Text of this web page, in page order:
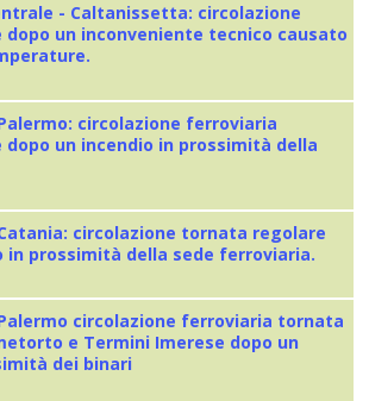
- Caltanissetta: circolazione
un inconveniente tecnico causato
circolazione ferroviaria
un incendio in prossimità della
circolazione tornata regolare
in prossimità della sede ferroviaria.
circolazione ferroviaria tornata
e Termini Imerese dopo un
dei binari